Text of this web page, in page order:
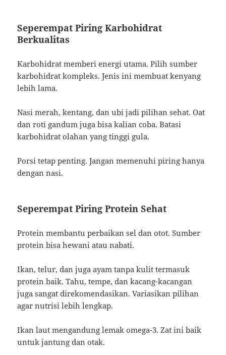
Seperempat Piring Karbohidrat
Berkualitas
Karbohidrat memberi energi utama. Pilih sumber
karbohidrat kompleks. Jenis ini membuat kenyang
lebih lama.
Nasi merah, kentang, dan ubi jadi pilihan sehat. Oat
dan roti gandum juga bisa kalian coba. Batasi
karbohidrat olahan yang tinggi gula.
Porsi tetap penting. Jangan memenuhi piring hanya
dengan nasi.
Seperempat Piring Protein Sehat
Protein membantu perbaikan sel dan otot. Sumber
protein bisa hewani atau nabati.
Ikan, telur, dan juga ayam tanpa kulit termasuk
protein baik. Tahu, tempe, dan kacang-kacangan
juga sangat direkomendasikan. Variasikan pilihan
agar nutrisi lebih lengkap.
Ikan laut mengandung lemak omega-3. Zat ini baik
untuk jantung dan otak.